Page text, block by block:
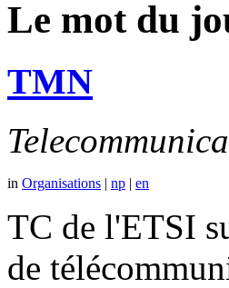
Le mot du
TMN
in Organisations | np | en
TC de l'ETSI
de